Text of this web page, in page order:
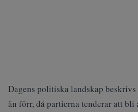
Dagens politiska landskap
än förr, då partierna tenderar att